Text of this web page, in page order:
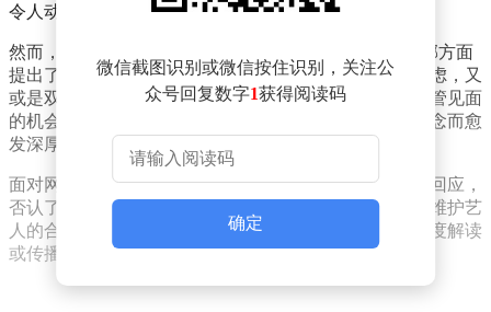
令人动容。
然而，进入4月后，情况似乎发生了一些变化。永野芽郁方面
提出了暂时保持距离的请求，这或许是出于对事业的考虑，又
或是双方需要一些私人空间。但令人意想不到的是，尽管见面
的机会减少，两人的感情却并未因此减弱，反而因为思念而愈
发深厚。
面对网络上流传的聊天记录，双方工作室均迅速作出了回应，
否认了这些记录的真实性。他们表示，将采取法律手段维护艺
人的合法权益，并呼吁广大网友理性看待此事，不要过度解读
或传播不实信息。
微信截图识别或微信按住识别，关注公
众号回复数字1获得阅读码
确定